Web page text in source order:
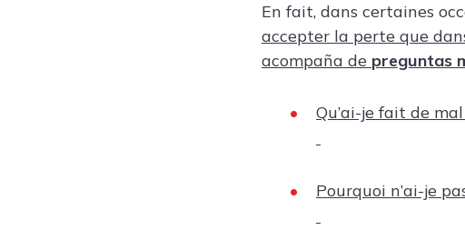
En fait, dans certaines
accepter la perte que
acompaña de preguntas
Qu’ai-je fait de mal
Pourquoi n’ai-je